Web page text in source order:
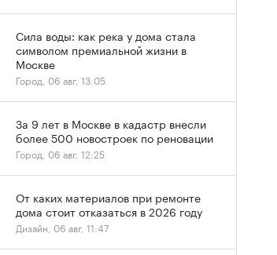
Сила воды: как река у дома стала
символом премиальной жизни в
Москве
Город, 06 авг, 13:05
За 9 лет в Москве в кадастр внесли
более 500 новостроек по реновации
Город, 06 авг, 12:25
От каких материалов при ремонте
дома стоит отказаться в 2026 году
Дизайн, 06 авг, 11:47